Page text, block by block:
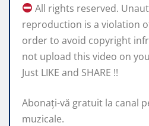
All rights reserved.
reproduction is a violation
order to avoid copyright
not upload this video on
Just LIKE and SHARE !!
Abonaţi-vă gratuit la canal
muzicale.